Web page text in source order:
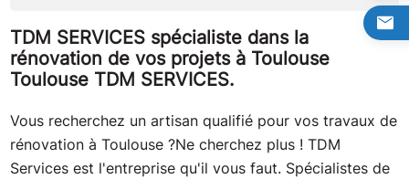
TDM SERVICES spécialiste dans la
rénovation de vos projets à Toulouse
Toulouse TDM SERVICES.
Vous recherchez un artisan qualifié pour vos travaux de
rénovation à Toulouse ?Ne cherchez plus ! TDM
Services est l'entreprise qu'il vous faut. Spécialistes de